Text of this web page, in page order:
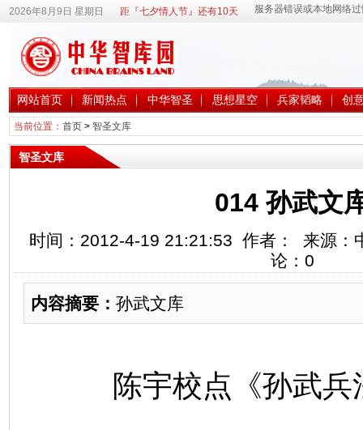
2026年8月9日 星期日 距『七夕情人节』还有10天
网站首页 新闻热点 中华智圣 思想星空 兵家韬略 创
当前位置： 首页> 智圣文库
智圣文库
014 孙武文
时间：2012-4-19 21:21:53 作者： 来源：
论： 0
内容摘要： 孙武文库
陈宇校点《孙武兵